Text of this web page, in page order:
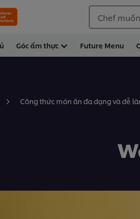
Chef
Góc ẩm thực Future Menu
Công thức món ăn đa dạng và dễ